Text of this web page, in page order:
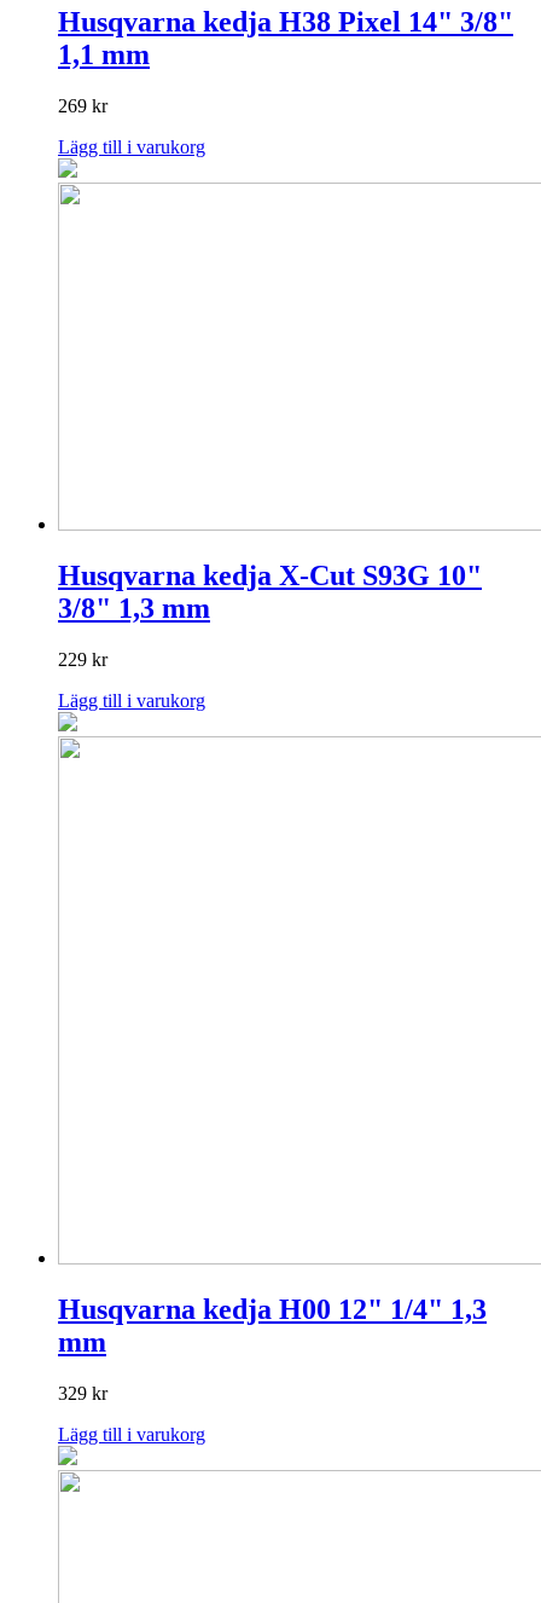
Husqvarna kedja H38 Pixel 14" 3/8"
1,1 mm
269 kr
Lägg till i varukorg
Husqvarna kedja X-Cut S93G 10"
3/8" 1,3 mm
229 kr
Lägg till i varukorg
Husqvarna kedja H00 12" 1/4" 1,3
mm
329 kr
Lägg till i varukorg